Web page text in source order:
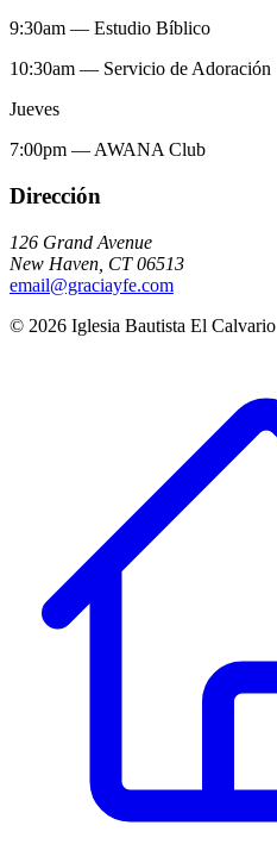
9:30am — Estudio Bíblico
10:30am — Servicio de Adoración
Jueves
7:00pm — AWANA Club
Dirección
126 Grand Avenue
New Haven CT 06513
email@graciayfe.com
© 2026 Iglesia Bautista El Calvario